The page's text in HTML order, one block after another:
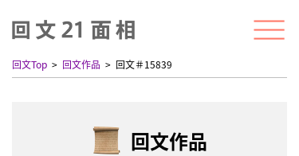
回文Top 回文作品 回文＃15839
回文作品